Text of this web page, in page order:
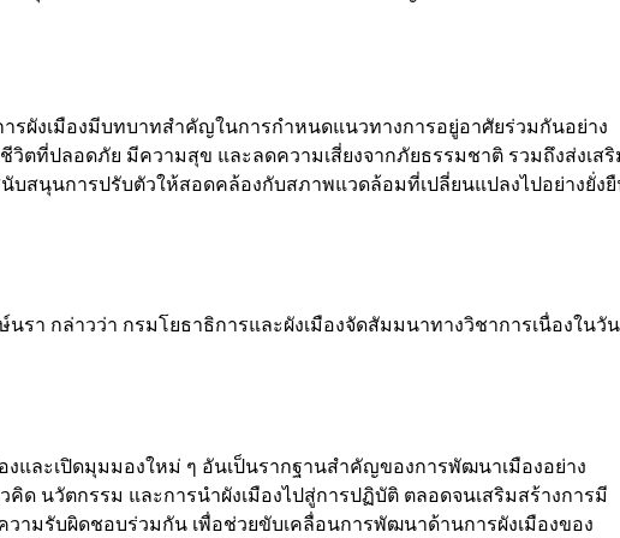
ารผังเมืองมีบทบาทสำคัญในการกำหนดแนวทางการอยู่อาศัยร่วมกันอย่าง
ตที่ปลอดภัย มีความสุข และลดความเสี่ยงจากภัยธรรมชาติ รวมถึงส่งเส
สนุนการปรับตัวให้สอดคล้องกับสภาพแวดล้อมที่เปลี่ยนแปลงไปอย่างยั่ง
นรา กล่าวว่า กรมโยธาธิการและผังเมืองจัดสัมมนาทางวิชาการเนื่องในวัน
งและเปิดมุมมองใหม่ ๆ อันเป็นรากฐานสำคัญของการพัฒนาเมืองอย่าง
คิด นวัตกรรม และการนำผังเมืองไปสู่การปฏิบัติ ตลอดจนเสริมสร้างการมี
มรับผิดชอบร่วมกัน เพื่อช่วยขับเคลื่อนการพัฒนาด้านการผังเมืองของ